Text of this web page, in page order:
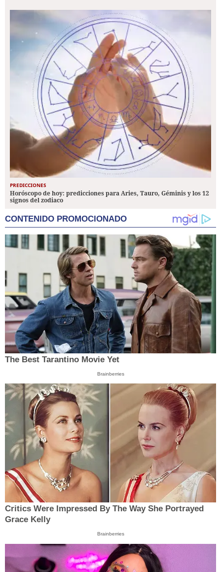
PREDICCIONES
Horóscopo de hoy: predicciones para Aries, Tauro, Géminis y los 12
signos del zodiaco
CONTENIDO PROMOCIONADO
The Best Tarantino Movie Yet
Brainberries
Critics Were Impressed By The Way She Portrayed
Grace Kelly
Brainberries